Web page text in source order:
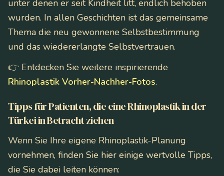
unter denen er seit Kindheit litt, endlich behoben
wurden. In allen Geschichten ist das gemeinsame
Thema die neu gewonnene Selbstbestimmung
und das wiedererlangte Selbstvertrauen.
👉 Entdecken Sie weitere inspirierende
Rhinoplastik Vorher-Nachher-Fotos.
Tipps für Patienten, die eine Rhinoplastik in der
Türkei in Betracht ziehen
Wenn Sie Ihre eigene Rhinoplastik-Planung
vornehmen, finden Sie hier einige wertvolle Tipps,
die Sie dabei leiten können: